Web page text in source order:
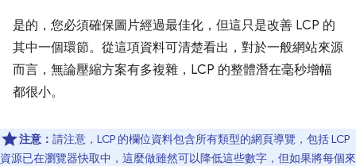
是的，您必須確保圖片經過最佳化，但這只是改善 LCP 的
其中一個環節。從這項資料可清楚看出，對於一般網站來源
而言，無論壓縮方案有多複雜，LCP 的整體潛在毫秒增幅
都很小。
注意： 請注意，LCP 的欄位資料包含所有類型的網頁導覽，包括 LCP
資源已在瀏覽器快取中，這麼做雖然可以降低這些數字，但如果將每個來